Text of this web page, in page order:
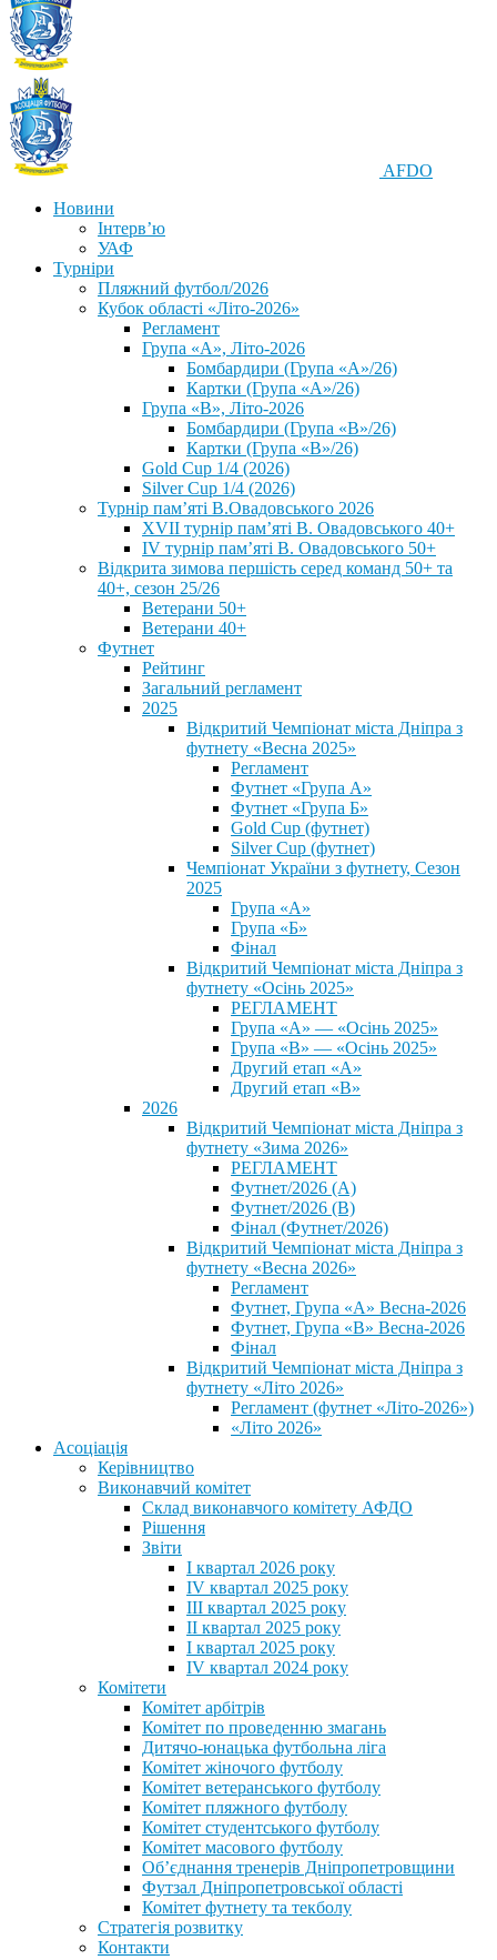
AFDO
Новини
Інтерв’ю
УАФ
Турніри
Пляжний футбол/2026
Кубок області «Літо-2026»
Регламент
Група «А», Літо-2026
Бомбардири (Група «А»/26)
Картки (Група «А»/26)
Група «В», Літо-2026
Бомбардири (Група «В»/26)
Картки (Група «В»/26)
Gold Cup 1/4 (2026)
Silver Cup 1/4 (2026)
Турнір пам’яті В.Овадовського 2026
XVII турнір пам’яті В. Овадовського 40+
IV турнір пам’яті В. Овадовського 50+
Відкрита зимова першість серед команд 50+ та
40+, сезон 25/26
Ветерани 50+
Ветерани 40+
Футнет
Рейтинг
Загальний регламент
2025
Відкритий Чемпіонат міста Дніпра з
футнету «Весна 2025»
Регламент
Футнет «Група А»
Футнет «Група Б»
Gold Cup (футнет)
Silver Cup (футнет)
Чемпіонат України з футнету, Сезон
2025
Група «А»
Група «Б»
Фінал
Відкритий Чемпіонат міста Дніпра з
футнету «Осінь 2025»
РЕГЛАМЕНТ
Група «А» — «Осінь 2025»
Група «В» — «Осінь 2025»
Другий етап «А»
Другий етап «В»
2026
Відкритий Чемпіонат міста Дніпра з
футнету «Зима 2026»
РЕГЛАМЕНТ
Футнет/2026 (А)
Футнет/2026 (В)
Фінал (Футнет/2026)
Відкритий Чемпіонат міста Дніпра з
футнету «Весна 2026»
Регламент
Футнет, Група «А» Весна-2026
Футнет, Група «В» Весна-2026
Фінал
Відкритий Чемпіонат міста Дніпра з
футнету «Літо 2026»
Регламент (футнет «Літо-2026»)
«Літо 2026»
Асоціація
Керівництво
Виконавчий комітет
Склад виконавчого комітету АФДО
Рішення
Звіти
I квартал 2026 року
IV квартал 2025 року
III квартал 2025 року
II квартал 2025 року
I квартал 2025 року
IV квартал 2024 року
Комітети
Комітет арбітрів
Комітет по проведенню змагань
Дитячо-юнацька футбольна ліга
Комітет жіночого футболу
Комітет ветеранського футболу
Комітет пляжного футболу
Комітет студентського футболу
Комітет масового футболу
Обʼєднання тренерів Дніпропетровщини
Футзал Дніпропетровської області
Комітет футнету та текболу
Стратегія розвитку
Контакти